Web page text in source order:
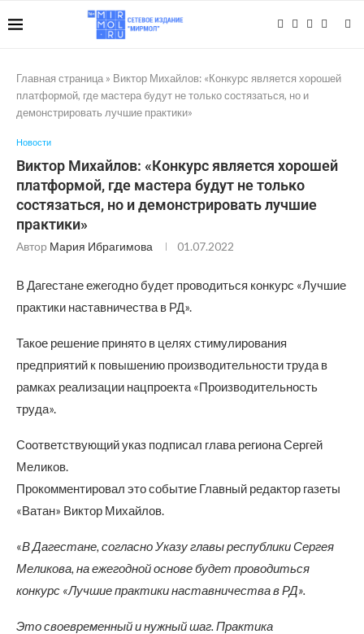
Главная страница » Виктор Михайлов: «Конкурс является хорошей
платформой, где мастера будут не только состязаться, но и
демонстрировать лучшие практики»
Новости
Виктор Михайлов: «Конкурс является хорошей
платформой, где мастера будут не только
состязаться, но и демонстрировать лучшие
практики»
Автор Мария Ибрагимова 01.07.2022
В Дагестане ежегодно будет проводиться конкурс «Лучшие
практики наставничества в РД».
Такое решение принято в целях стимулирования
предприятий к повышению производительности труда в
рамках реализации нацпроекта «Производительность
труда».
Соответствующий указ подписал глава региона Сергей
Меликов.
Прокомментировал это событие Главный редактор газеты
«Ватан» Виктор Михайлов.
«В Дагестане, согласно Указу главы республики Сергея
Меликова, на ежегодной основе будет проводиться
конкурс «Лучшие практики наставничества в РД».
Это своевременный и нужный шаг. Практика